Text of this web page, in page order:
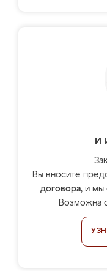
и
Вы вносите
договора, и мы
Возможна